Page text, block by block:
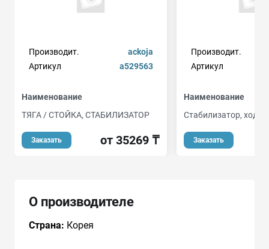
Производит.
ackoja
Артикул
a529563
Наименование
ТЯГА / СТОЙКА, СТАБИЛИЗАТОР
Заказать от 35269 ₸
Производит.
Артикул
Наименование
Стабилизатор,
Заказать
О производителе
Страна: Корея